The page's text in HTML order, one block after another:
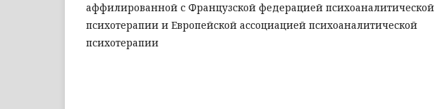
аффилированной с Французской федерацией психоаналитической
психотерапии и Европейской ассоциацией психоаналитической
психотерапии